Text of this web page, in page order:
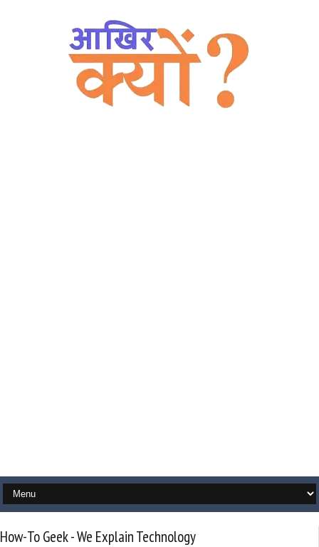
How-To Geek - We Explain Technology